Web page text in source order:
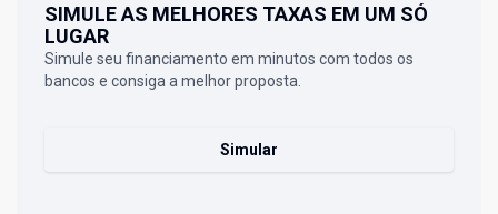
SIMULE AS MELHORES TAXAS EM UM SÓ
LUGAR
Simule seu financiamento em minutos com todos os
bancos e consiga a melhor proposta.
Simular